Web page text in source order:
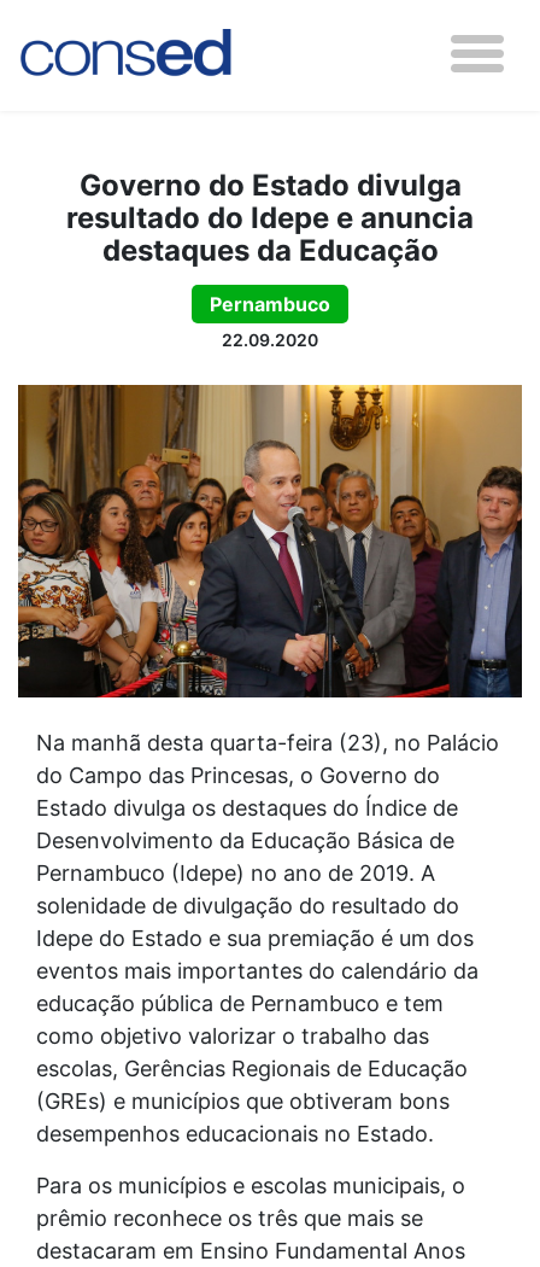
Governo do Estado divulga
resultado do Idepe e anuncia
destaques da Educação
Pernambuco
22.09.2020
Na manhã desta quarta-feira (23), no Palácio
do Campo das Princesas, o Governo do
Estado divulga os destaques do Índice de
Desenvolvimento da Educação Básica de
Pernambuco (Idepe) no ano de 2019. A
solenidade de divulgação do resultado do
Idepe do Estado e sua premiação é um dos
eventos mais importantes do calendário da
educação pública de Pernambuco e tem
como objetivo valorizar o trabalho das
escolas, Gerências Regionais de Educação
(GREs) e municípios que obtiveram bons
desempenhos educacionais no Estado.
Para os municípios e escolas municipais, o
prêmio reconhece os três que mais se
destacaram em Ensino Fundamental Anos